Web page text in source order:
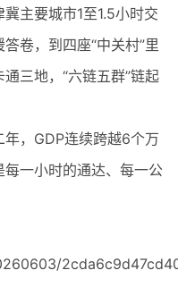
主要城市1至1.5小时交
卷，到四座“中关村”里
三地，“六链五群”链起
，GDP连续跨越6个万
一小时的通达、每一公